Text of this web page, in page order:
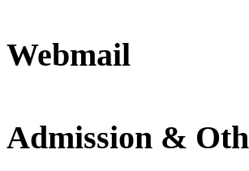
Webmail
Admission &